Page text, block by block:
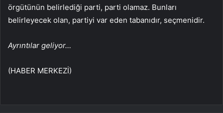
örgütünün belirlediği parti, parti olamaz. Bunları
belirleyecek olan, partiyi var eden tabanıdır, seçmenidir.
Ayrıntılar geliyor…
(HABER MERKEZİ)